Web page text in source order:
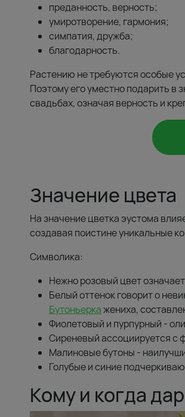
преданность, верность;
умиротворение, гармония;
симпатия, дружба;
благодарность.
Растению не требуются особые
Поэтому его уместно подарить в
свадьбах, означая верность и
Значение цвета
На значение цветка эустома
создавая поистине уникальные
Символика:
Нежно розовый цвет
Белый оттенок говорит о
Бутоньеркажениха,
Фиолетовый и пурпурный -
Сиреневый ассоциируется с
Малиновые бутоны -
Голубые и синие
Кому и когда